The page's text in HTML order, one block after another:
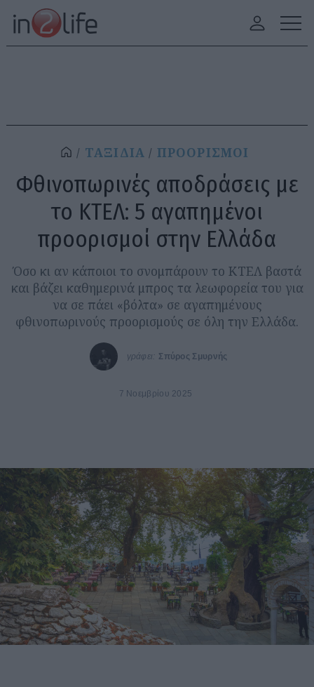
ΤΑΞΙΔΙΑ ΠΡΟΟΡΙΣΜΟΙ
Φθινοπωρινές αποδράσεις με
το ΚΤΕΛ: 5 αγαπημένοι
προορισμοί στην Ελλάδα
Όσο κι αν κάποιοι το σνομπάρουν το ΚΤΕΛ βαστά
και βάζει καθημερινά μπρος τα λεωφορεία του για
να σε πάει «βόλτα» σε αγαπημένους
φθινοπωρινούς προορισμούς σε όλη την Ελλάδα.
γράφει: Σπύρος Σμυρνής
7 Νοεμβρίου 2025